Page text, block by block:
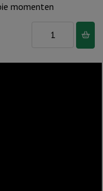
momenten
Muurcirkel
25